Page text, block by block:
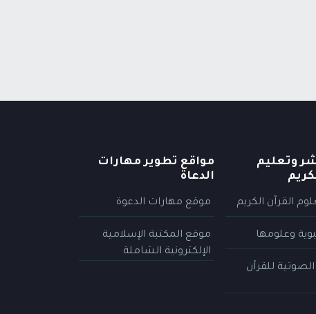
وتعليم
القرآن الكريم
وعلومها
للقرآن
مواقع تطوير مهارات
الدعاة
موقع مهارات الدعوة
موقع المكتبة الإسلامية
الإلكترونية الشاملة